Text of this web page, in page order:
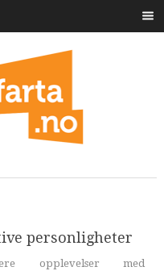
personligheter
opplevelser med